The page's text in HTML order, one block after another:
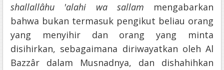
shallallâhu 'alahi wa sallam mengabarkan
bahwa bukan termasuk pengikut beliau orang
yang menyihir dan orang yang minta
disihirkan, sebagaimana diriwayatkan oleh Al
Bazzâr dalam Musnadnya, dan dishahihkan